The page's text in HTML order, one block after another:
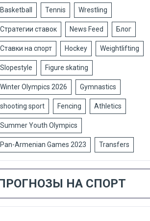
Basketball Tennis Wrestling
Стратегии ставок News Feed Блог
Ставки на спорт Hockey Weightlifting
Slopestyle Figure skating
Winter Olympics 2026 Gymnastics
shooting sport Fencing Athletics
Summer Youth Olympics
Pan-Armenian Games 2023 Transfers
НА СПОРТ